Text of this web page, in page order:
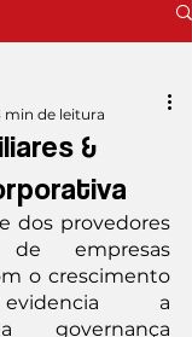
&
min de leitura
dos provedores
empresas
o crescimento
a
governança